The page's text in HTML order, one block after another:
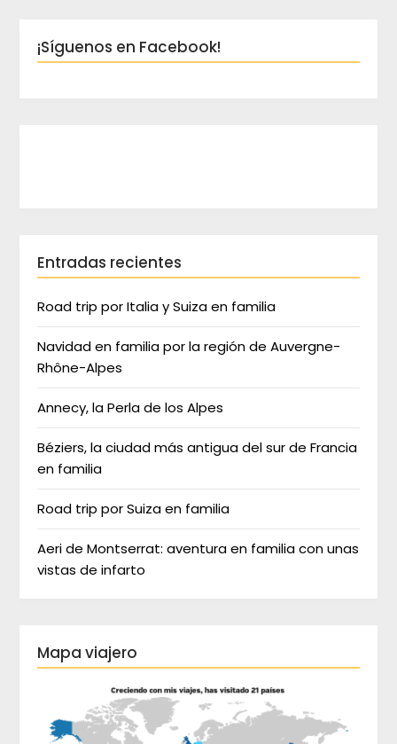
¡Síguenos en Facebook!
Entradas recientes
Road trip por Italia y Suiza en familia
Navidad en familia por la región de Auvergne-
Rhône-Alpes
Annecy, la Perla de los Alpes
Béziers, la ciudad más antigua del sur de Francia
en familia
Road trip por Suiza en familia
Aeri de Montserrat: aventura en familia con unas
vistas de infarto
Mapa viajero